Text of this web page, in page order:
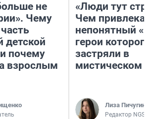
не
Чему
детской
почему
взрослым
«Люди тут
Чем
непонятный
герои которого
застряли в
мистическом
Лиза Пичугина
Редактор